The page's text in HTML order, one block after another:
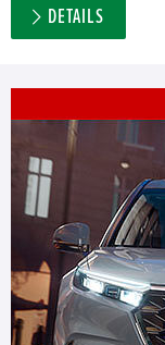
DETAILS